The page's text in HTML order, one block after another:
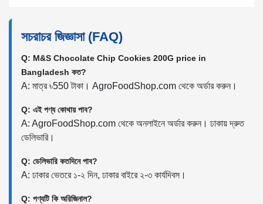
সচরাচর জিজ্ঞাসা (FAQ)
Q: M&S Chocolate Chip Cookies 200G price in
Bangladesh কত?
A: মাত্র ৳550 টাকা। AgroFoodShop.com থেকে অর্ডার করুন।
Q: এই পণ্য কোথায় পাব?
A: AgroFoodShop.com থেকে অনলাইনে অর্ডার করুন। ঢাকায় দ্রুত
ডেলিভারি।
Q: ডেলিভারি কতদিনে পাব?
A: ঢাকার ভেতরে ১-২ দিন, ঢাকার বাইরে ২-৩ কার্যদিবস।
Q: পণ্যটি কি অরিজিনাল?